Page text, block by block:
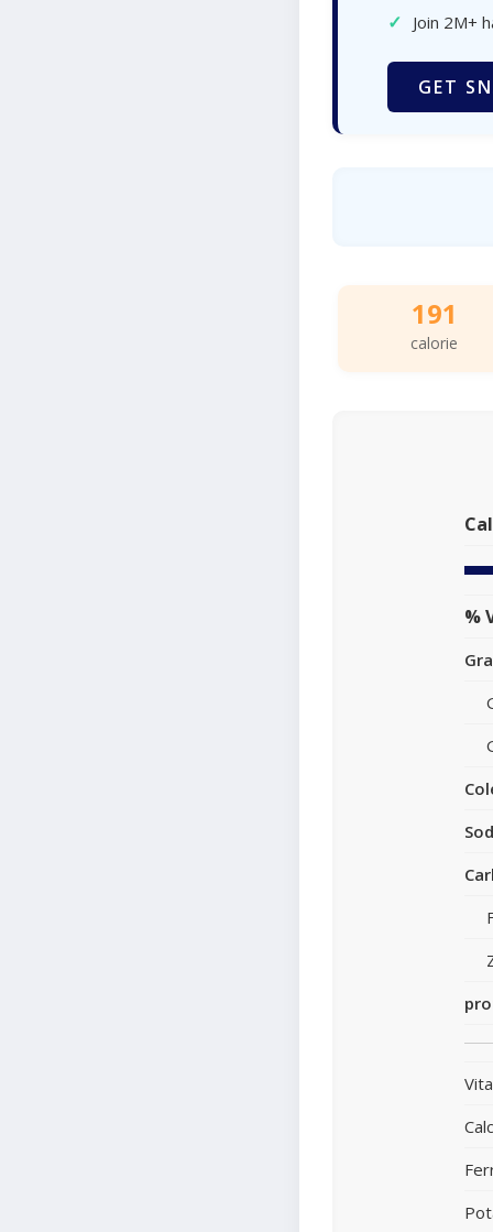
✓ Join 2M+
GET
191
calorie
%